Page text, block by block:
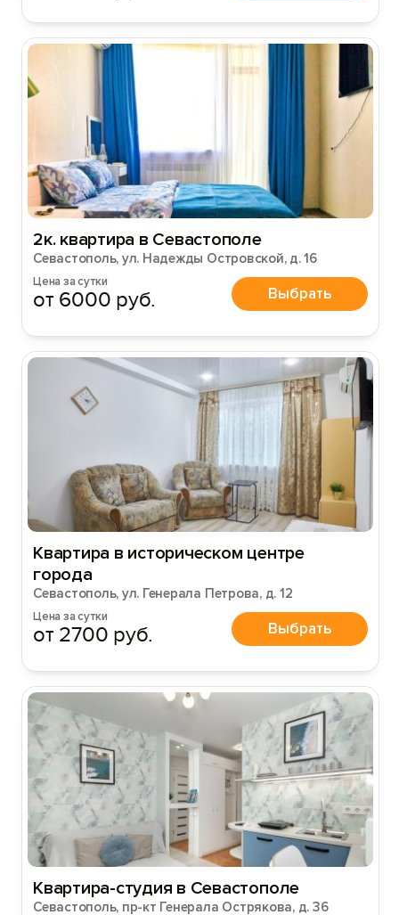
2к. квартира в Севастополе
Севастополь, ул. Надежды Островской, д. 16
Цена за сутки
от 6000 руб. Выбрать
Квартира в историческом центре
города
Севастополь, ул. Генерала Петрова, д. 12
Цена за сутки
от 2700 руб. Выбрать
Квартира-студия в Севастополе
Севастополь, пр-кт Генерала Острякова, д. 36
Войти с помощью